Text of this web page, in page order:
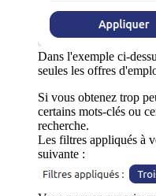
Dans l'exemple ci-
seules les offres
Si vous obtenez trop
certains mots-clés ou
recherche.
Les filtres appliqués à
suivante :